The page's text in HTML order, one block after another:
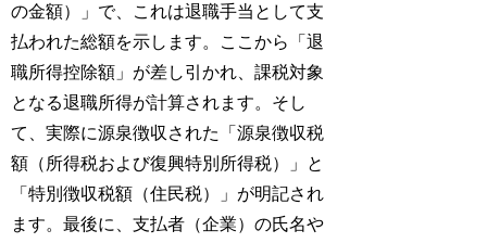
の金額）」で、これは退職手当として支
払われた総額を示します。ここから「退
職所得控除額」が差し引かれ、課税対象
となる退職所得が計算されます。そし
て、実際に源泉徴収された「源泉徴収税
額（所得税および復興特別所得税）」と
「特別徴収税額（住民税）」が明記され
ます。最後に、支払者（企業）の氏名や